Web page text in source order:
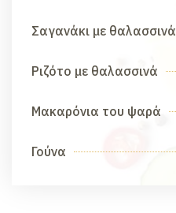
Σαγανάκι με θαλασσινά
Ριζότο με θαλασσινά
Μακαρόνια του ψαρά
Γούνα